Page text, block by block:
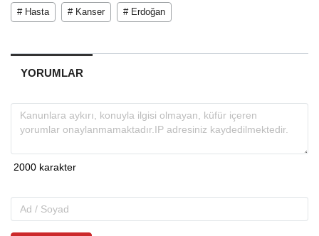
# Hasta # Kanser # Erdoğan
YORUMLAR